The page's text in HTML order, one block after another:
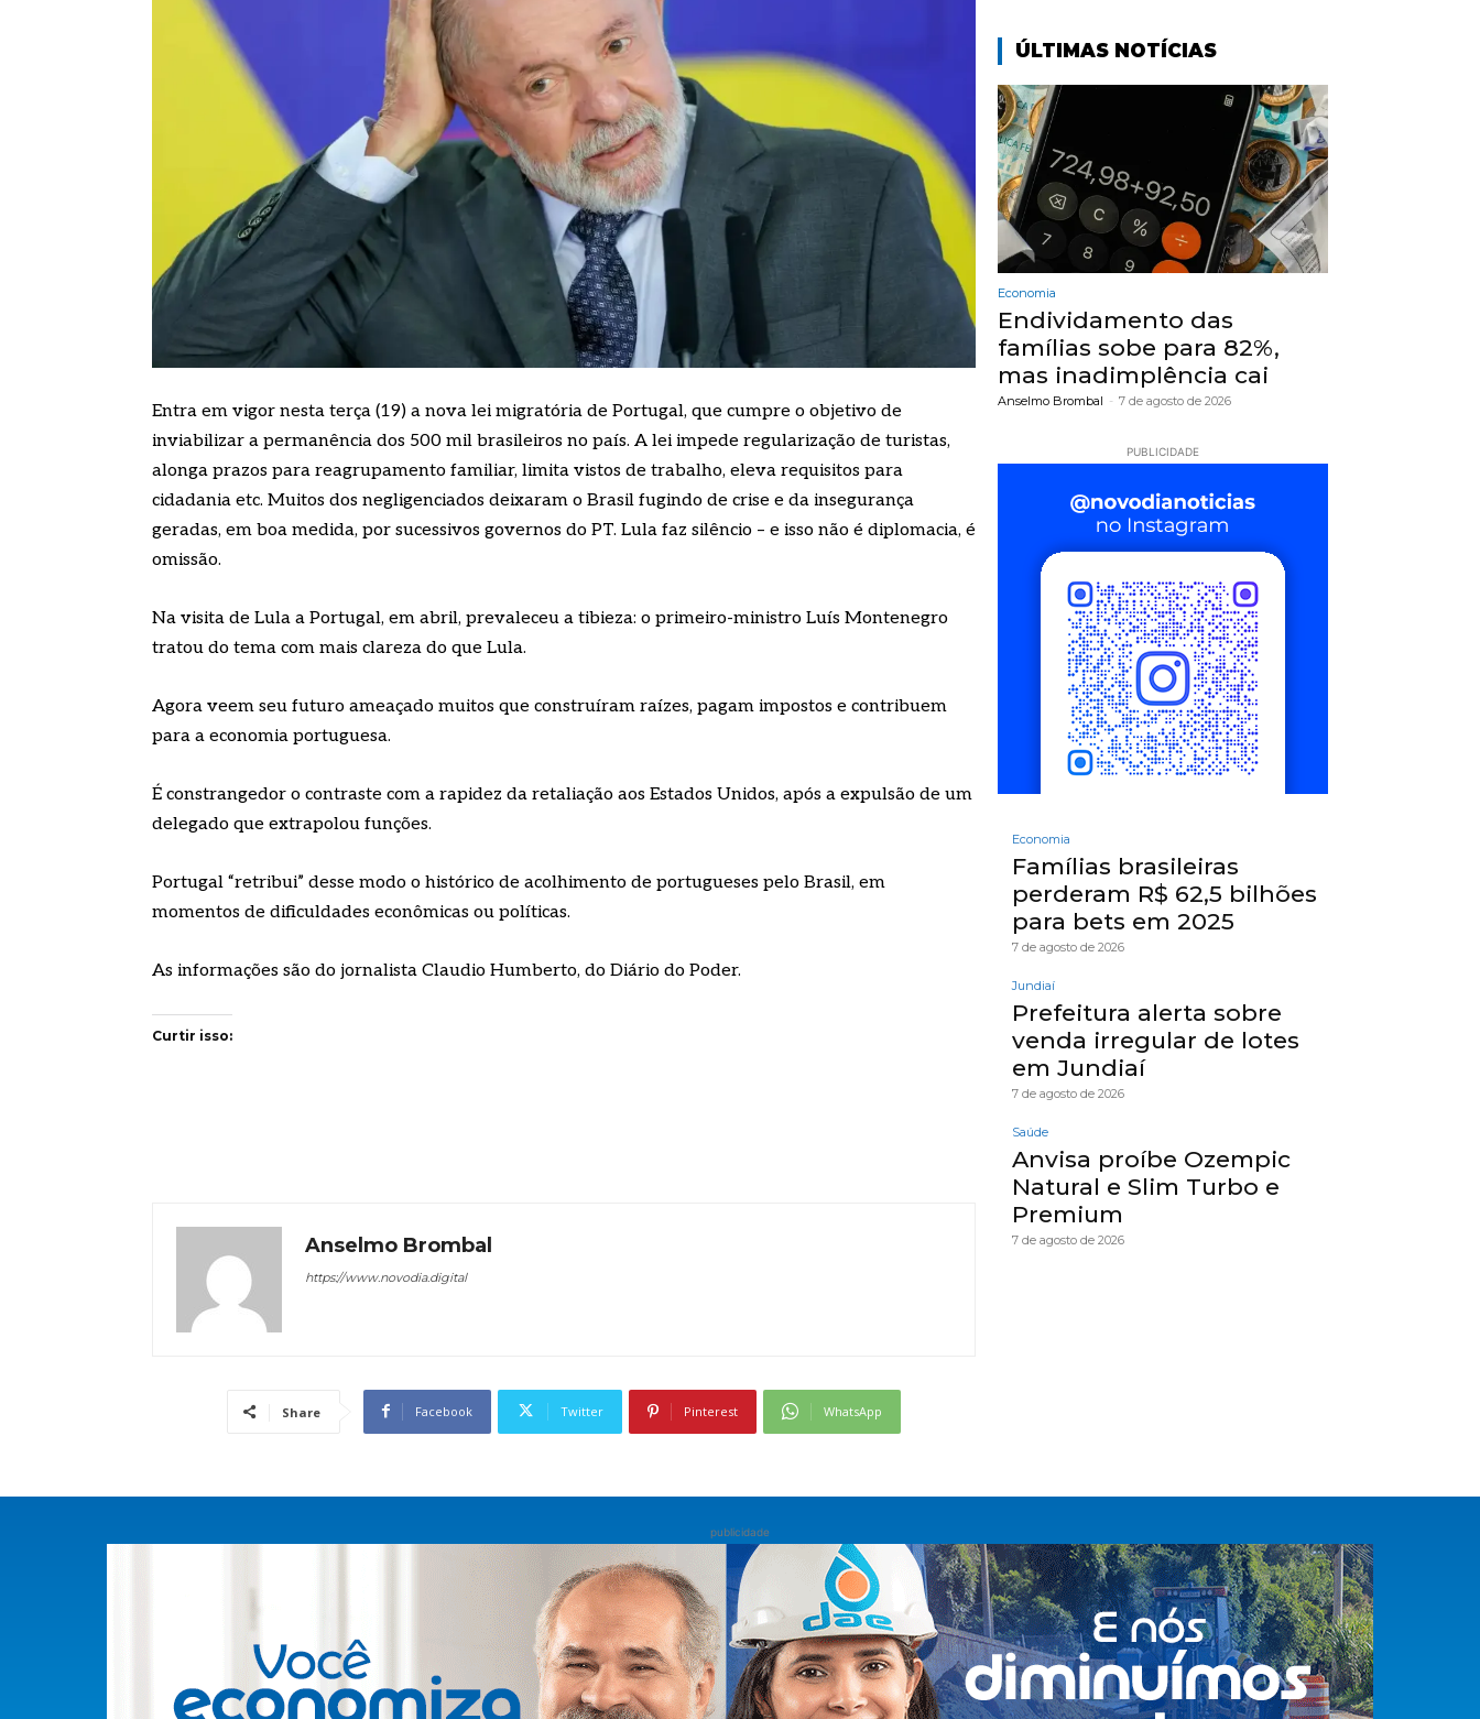
Entra em vigor nesta terça (19) a nova lei migratória de Portugal, que cumpre o objetivo de
inviabilizar a permanência dos 500 mil brasileiros no país. A lei impede regularização de turistas,
alonga prazos para reagrupamento familiar, limita vistos de trabalho, eleva requisitos para
cidadania etc. Muitos dos negligenciados deixaram o Brasil fugindo de crise e da insegurança
geradas, em boa medida, por sucessivos governos do PT. Lula faz silêncio – e isso não é diplomacia, é
omissão.
Na visita de Lula a Portugal, em abril, prevaleceu a tibieza: o primeiro-ministro Luís Montenegro
tratou do tema com mais clareza do que Lula.
Agora veem seu futuro ameaçado muitos que construíram raízes, pagam impostos e contribuem
para a economia portuguesa.
É constrangedor o contraste com a rapidez da retaliação aos Estados Unidos, após a expulsão de um
delegado que extrapolou funções.
Portugal “retribui” desse modo o histórico de acolhimento de portugueses pelo Brasil, em
momentos de dificuldades econômicas ou políticas.
As informações são do jornalista Claudio Humberto, do Diário do Poder.
Curtir isso:
Anselmo Brombal
https://www.novodia.digital
Share Facebook Twitter Pinterest WhatsApp
ÚLTIMAS NOTÍCIAS
Economia
Endividamento das
famílias sobe para 82%,
mas inadimplência cai
Anselmo Brombal - 7 de agosto de 2026
PUBLICIDADE
Economia
Famílias brasileiras
perderam R$ 62,5 bilhões
para bets em 2025
7 de agosto de 2026
Jundiaí
Prefeitura alerta sobre
venda irregular de lotes
em Jundiaí
7 de agosto de 2026
Saúde
Anvisa proíbe Ozempic
Natural e Slim Turbo e
Premium
7 de agosto de 2026
publicidade